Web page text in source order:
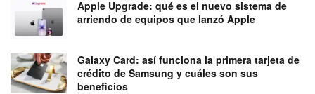
Apple Upgrade: qué es el nuevo sistema de
arriendo de equipos que lanzó Apple
Galaxy Card: así funciona la primera tarjeta de
crédito de Samsung y cuáles son sus
beneficios